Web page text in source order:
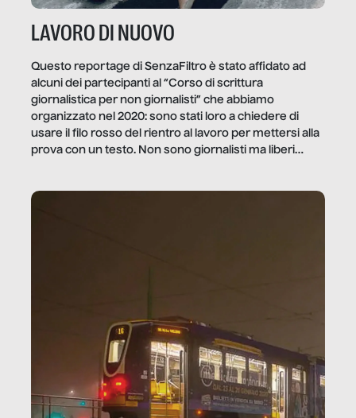
LAVORO DI NUOVO
Questo reportage di SenzaFiltro è stato affidato ad
alcuni dei partecipanti al “Corso di scrittura
giornalistica per non giornalisti” che abbiamo
organizzato nel 2020: sono stati loro a chiedere di
usare il filo rosso del rientro al lavoro per mettersi alla
prova con un testo. Non sono giornalisti ma liberi